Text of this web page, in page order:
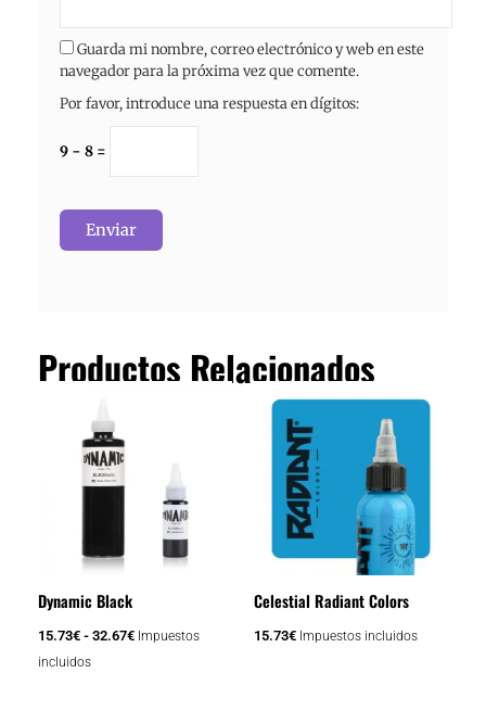
Guarda mi nombre, correo electrónico y web en este
navegador para la próxima vez que comente.
Por favor, introduce una respuesta en dígitos:
9 − 8 =
Productos Relacionados
Dynamic Black
15.73€ - 32.67€
15.73€
32.67€
Impuestos
incluidos
producto
tiene
múltiples
opciones
pueden
elegir
Celestial Radiant Colors
15.73€ Impuestos incluidos